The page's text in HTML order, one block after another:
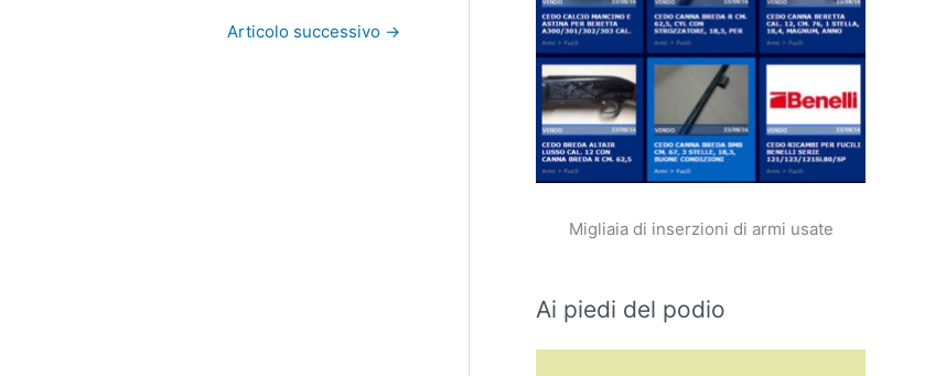
Articolo successivo →
Migliaia di inserzioni di armi usate
Ai piedi del podio